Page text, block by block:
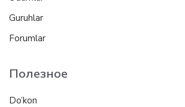
Guruhlar
Forumlar
Полезное
Do’kon